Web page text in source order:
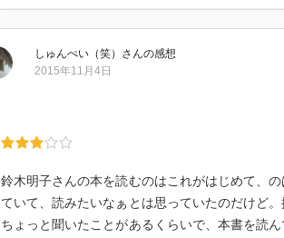
しゅんぺい（笑） さんの感想
2015年11月4日
鈴木明子さんの本を読むのはこれがはじめて、
ていて、読みたいなぁとは思っていたのだけど
ちょっと聞いたことがあるくらいで、本書を読